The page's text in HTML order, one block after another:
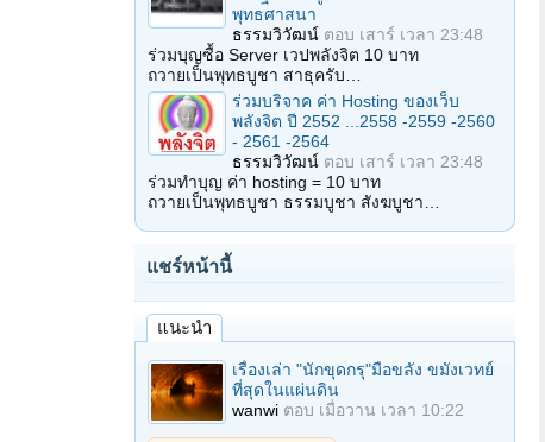
พุทธศาสนา
ธรรมวิวัฒน์ ตอบ เสาร์ เวลา 23:48
ร่วมบุญซื้อ Server เวปพลังจิต 10 บาท
ถวายเป็นพุทธบูชา สาธุครับ…
ร่วมบริจาค ค่า Hosting ของเว็บ
พลังจิต ปี 2552 ...2558 -2559 -2560
- 2561 -2564
ธรรมวิวัฒน์ ตอบ เสาร์ เวลา 23:48
ร่วมทำบุญ ค่า hosting = 10 บาท
ถวายเป็นพุทธบูชา ธรรมบูชา สังฆบูชา…
แชร์หน้านี้
แนะนำ
เรื่องเล่า "นักขุดกรุ"มือขลัง ขมังเวทย์
ที่สุดในแผ่นดิน
wanwi ตอบ เมื่อวาน เวลา 10:22